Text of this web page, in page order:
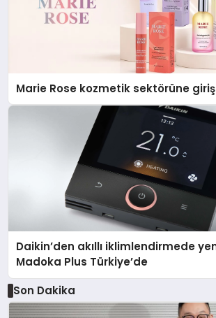
Marie Rose kozmetik sektörüne
Daikin’den akıllı iklimlendirmede
Madoka Plus Türkiye’de
Son Dakika